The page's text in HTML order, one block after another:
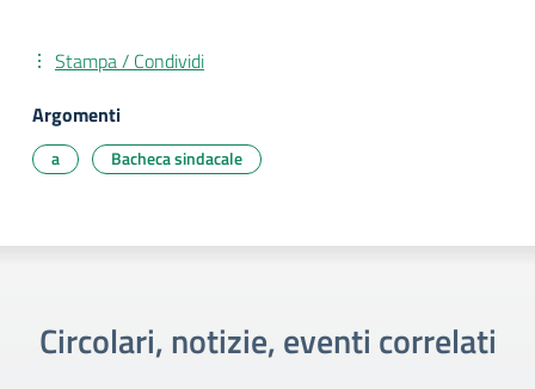
Stampa / Condividi
Argomenti
a Bacheca sindacale
Circolari, notizie, eventi correlati